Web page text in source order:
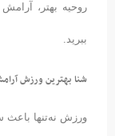
روحیه بهتر،
ببرید.
شنا بهترین ورزش
ورزش نه‌تنها